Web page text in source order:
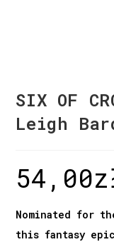
SIX OF
Leigh
54,00
Nominated for
this fantasy epic